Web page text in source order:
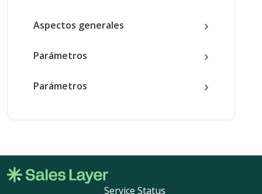
Aspectos generales
Parámetros
Parámetros
Service Status